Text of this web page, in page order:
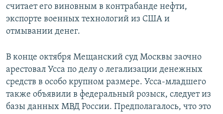
считает его виновным в контрабанде нефти,
экспорте военных технологий из США и
отмывании денег.
В конце октября Мещанский суд Москвы заочно
арестовал Усса по делу о легализации денежных
средств в особо крупном размере. Усса-младшего
также объявили в федеральный розыск, следует из
базы данных МВД России. Предполагалось, что это